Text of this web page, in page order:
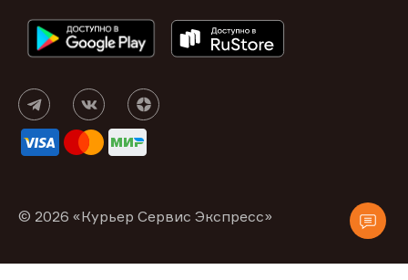
© 2026 «Курьер Сервис Экспресс»